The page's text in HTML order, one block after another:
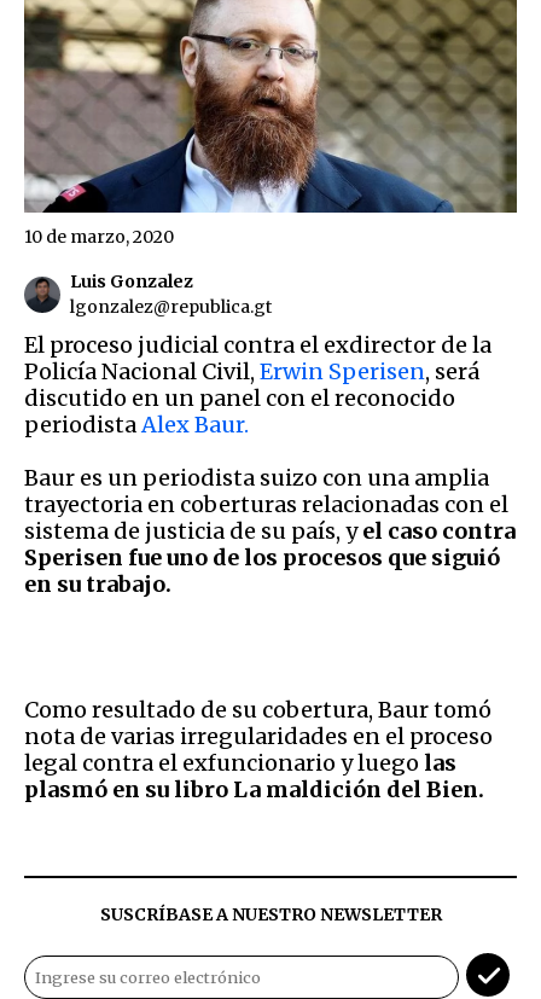
Luis Gonzalez
lgonzalez@republica.gt
10 de marzo, 2020
El proceso judicial contra el exdirector de la
Policía Nacional Civil, Erwin Sperisen, será
discutido en un panel con el reconocido
periodistaAlex Baur.
Baur es un periodista suizo con una amplia
trayectoria en coberturas relacionadas con el
sistema de justicia de su país, yel caso contra
Sperisen fue uno de los procesos que siguió
en su trabajo.
Como resultado de su cobertura, Baur tomó
nota de varias irregularidades en el proceso
legal contra el exfuncionario y luego las
plasmó en su libro La maldición del Bien.
SUSCRÍBASE A NUESTRO NEWSLETTER